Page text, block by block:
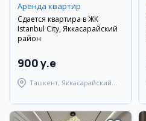
Аренда квартир
Сдается квартира в ЖК
Istanbul City, Яккасарайский
район
900 y.e
Ташкент, Яккасарайский